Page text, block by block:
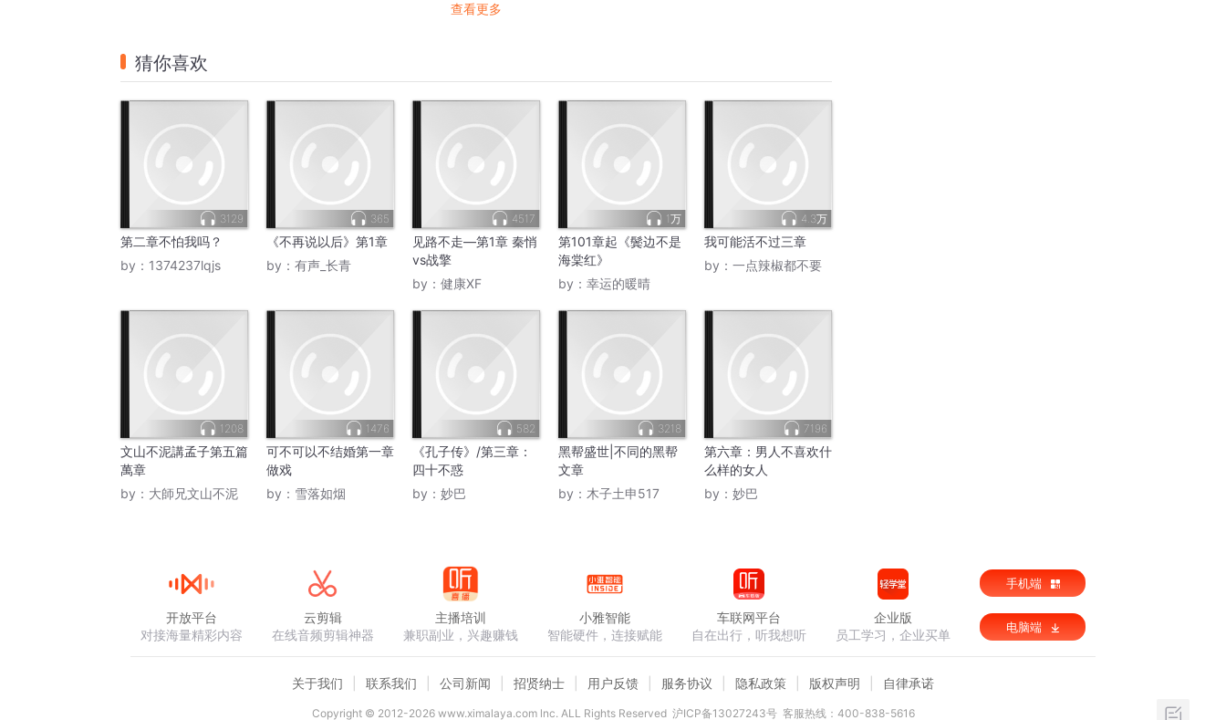
查看更多
猜你喜欢
3129
第二章不怕我吗？
by： 1374237lqjs
365
《不再说以后》第1章
by： 有声_长青
4517
见路不走—第1章 秦悄
vs战擎
by： 健康XF
1万
第101章起《鬓边不是
海棠红》
by： 幸运的暖晴
4.3万
我可能活不过三章
by： 一点辣椒都不要
1208
文山不泥講孟子第五篇
萬章
by： 大師兄文山不泥
1476
可不可以不结婚第一章
做戏
by： 雪落如烟
582
《孔子传》/第三章：
四十不惑
by： 妙巴
3218
黑帮盛世|不同的黑帮
文章
by： 木子土申517
7196
第六章：男人不喜欢什
么样的女人
by： 妙巴
开放平台
对接海量精彩内容
云剪辑
在线音频剪辑神器
主播培训
兼职副业，兴趣赚钱
小雅智能
智能硬件，连接赋能
车联网平台
自在出行，听我想听
企业版
员工学习，企业买单
手机端
电脑端
关于我们 联系我们 公司新闻 招贤纳士 用户反馈 服务协议 隐私政策 版权声明 自律承诺
Copyright © 2012-2026www.ximalaya.com lnc. ALL Rights Reserved 沪ICP备13027243号 客服热线：400-838-5616